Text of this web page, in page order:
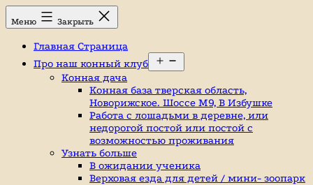
Перейти
к
Конный
клуб,
Ромашково,
лошади,
Меню Закрыть
Главная Страница
Про наш конный клуб
меню
Конная дача
Конная база тверская область,
Новорижское. Шоссе М9, В Избушке
Работа с лошадьми в деревне, или
недорогой постой или постой с
возможностью проживания
Узнать больше
В ожидании ученика
Верховая езда для детей / мини- зоопарк